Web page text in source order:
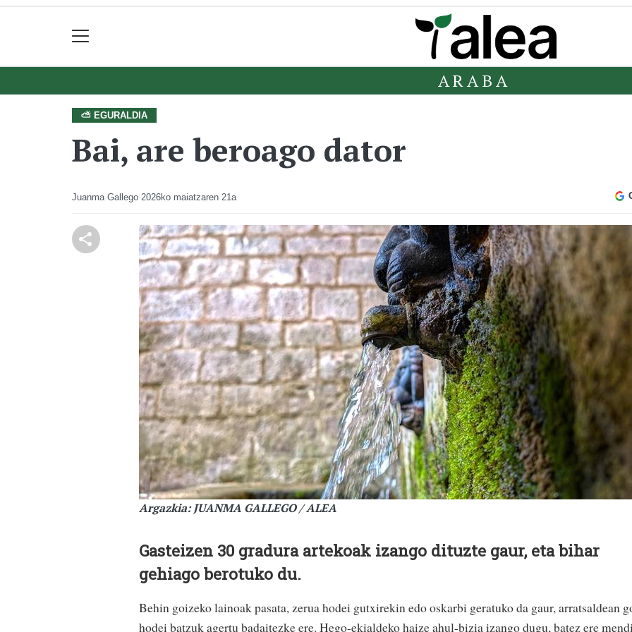
ARABA
⛅ EGURALDIA
Bai, are beroago dator
Juanma Gallego 2026ko maiatzaren 21a
Argazkia: JUANMA GALLEGO / ALEA
Gasteizen 30 gradura artekoak izango dituzte gaur, eta bihar
gehiago berotuko du.
Behin goizeko lainoak pasata, zerua hodei gutxirekin edo oskarbi geratuko da gaur, arratsaldean
hodei batzuk agertu badaitezke ere. Hego-ekialdeko haize ahul-bizia izango dugu, batez ere